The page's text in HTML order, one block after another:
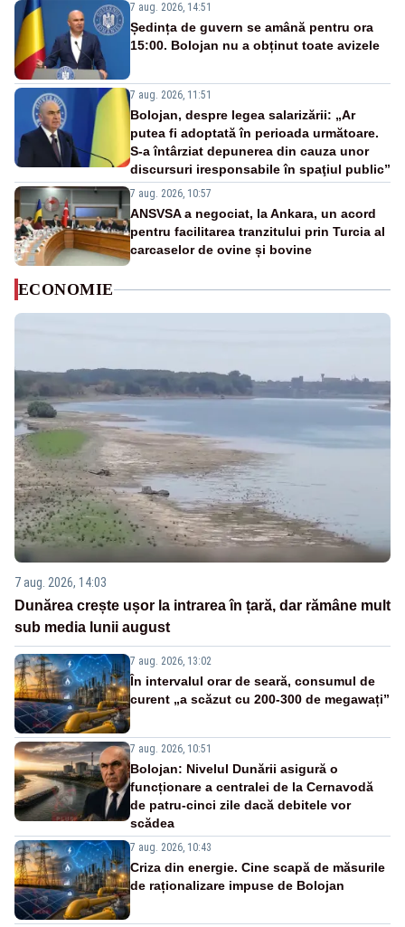
7 aug. 2026, 14:51
Ședința de guvern se amână pentru ora
15:00. Bolojan nu a obținut toate avizele
7 aug. 2026, 11:51
Bolojan, despre legea salarizării: „Ar
putea fi adoptată în perioada următoare.
S-a întârziat depunerea din cauza unor
discursuri iresponsabile în spaţiul public”
7 aug. 2026, 10:57
ANSVSA a negociat, la Ankara, un acord
pentru facilitarea tranzitului prin Turcia al
carcaselor de ovine și bovine
ECONOMIE
7 aug. 2026, 14:03
Dunărea crește ușor la intrarea în țară, dar rămâne mult
sub media lunii august
7 aug. 2026, 13:02
În intervalul orar de seară, consumul de
curent „a scăzut cu 200-300 de megawați”
7 aug. 2026, 10:51
Bolojan: Nivelul Dunării asigură o
funcționare a centralei de la Cernavodă
de patru-cinci zile dacă debitele vor
scădea
7 aug. 2026, 10:43
Criza din energie. Cine scapă de măsurile
de raționalizare impuse de Bolojan